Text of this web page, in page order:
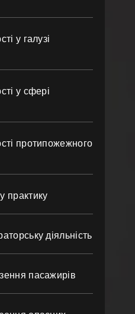
у галузі
у сфері
протипожежного
практику
діяльність
пасажирів